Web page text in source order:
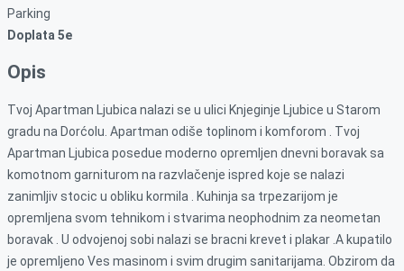
Parking
Doplata 5e
Opis
Tvoj Apartman Ljubica nalazi se u ulici Knjeginje Ljubice u Starom
gradu na Dorćolu. Apartman odiše toplinom i komforom . Tvoj
Apartman Ljubica posedue moderno opremljen dnevni boravak sa
komotnom garniturom na razvlačenje ispred koje se nalazi
zanimljiv stocic u obliku kormila . Kuhinja sa trpezarijom je
opremljena svom tehnikom i stvarima neophodnim za neometan
boravak . U odvojenoj sobi nalazi se bracni krevet i plakar .A kupatilo
je opremljeno Ves masinom i svim drugim sanitarijama. Obzirom da